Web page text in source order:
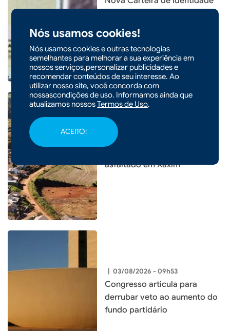
Nós usamos cookies!
Nós usamos cookies e outras tecnologias
semelhantes para melhorar a sua experiência em
nossos serviços,personalizar publicidades e
recomendar conteúdos de seu interesse. Ao
utilizar nosso site, você concorda com
nossascondições de uso. Informamos ainda que
atualizamos nossosTermos de Uso.
ACEITO!
celular e entregue pelos
Correios
03/08/2026 - 14h20
asfaltado em Xaxim
| 03/08/2026 - 09h53
Congresso articula para
derrubar veto ao aumento do
fundo partidário